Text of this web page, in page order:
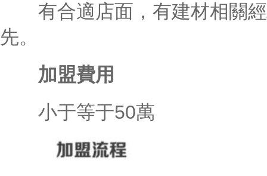
有合適店面，有建材相關經
先。
加盟費用
小于等于50萬